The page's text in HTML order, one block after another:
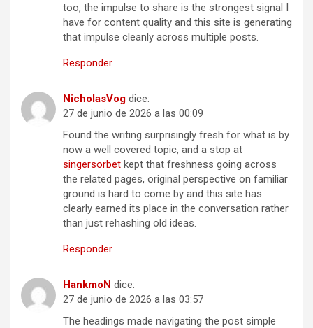
too, the impulse to share is the strongest signal I
have for content quality and this site is generating
that impulse cleanly across multiple posts.
Responder
NicholasVog dice:
27 de junio de 2026 a las 00:09
Found the writing surprisingly fresh for what is by
now a well covered topic, and a stop at
singersorbet kept that freshness going across
the related pages, original perspective on familiar
ground is hard to come by and this site has
clearly earned its place in the conversation rather
than just rehashing old ideas.
Responder
HankmoN dice:
27 de junio de 2026 a las 03:57
The headings made navigating the post simple